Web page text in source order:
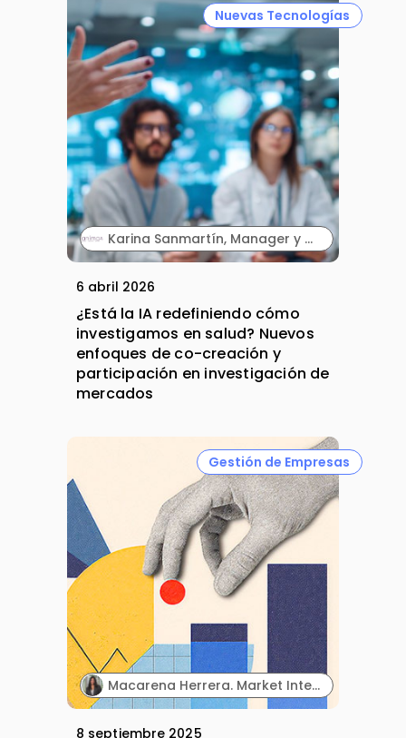
Nuevas Tecnologías
Karina Sanmartín, Manager y Ainhoa Soriano, Manager. Anima.
6 abril 2026
¿Está la IA redefiniendo cómo
investigamos en salud? Nuevos
enfoques de co-creación y
participación en investigación de
mercados
Gestión de Empresas
Macarena Herrera. Market Intelligence Specialist. Farmaprojects (Polpharma Group).
8 septiembre 2025